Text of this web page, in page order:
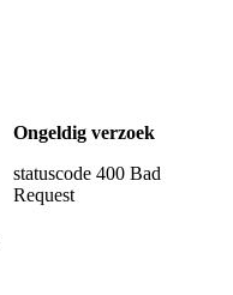
Ongeldig verzoek
statuscode 400 Bad
Request